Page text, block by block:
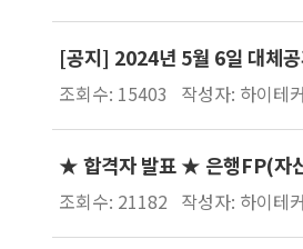
[공지] 2024년 5월 6일 대체
조회수: 15403 작성자: 하이테커
★ 합격자 발표 ★ 은행FP(자
조회수: 21182 작성자: 하이테커